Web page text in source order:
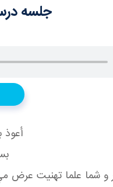
جلسه درس
أعوذ
و شما علما تهنيت